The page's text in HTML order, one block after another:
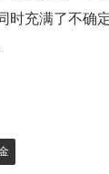
时充满了不确